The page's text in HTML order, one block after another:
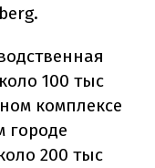
100 тыс
комплексе
городе
200 тыс